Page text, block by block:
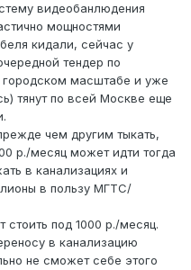
видеобанлюдения
мощностями
кидали, сейчас у
тендер по
масштабе и уже
тянут по всей Москве еще
чем другим тыкать,
р./месяц может идти тогда
в канализациях и
в пользу МГТС/
под 1000 р./месяц.
в канализацию
не сможет себе этого